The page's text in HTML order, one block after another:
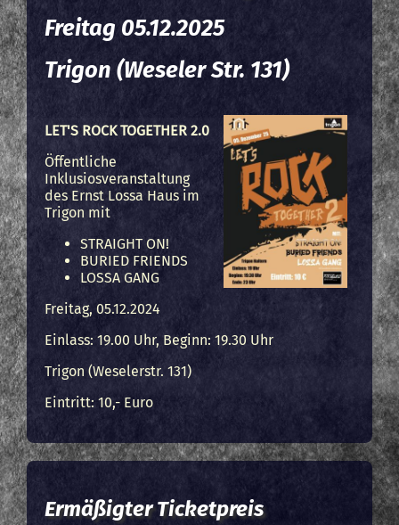
Freitag 05.12.2025
Trigon (Weseler Str. 131)
LET'S ROCK TOGETHER 2.0
Öffentliche
Inklusiosveranstaltung
des Ernst Lossa Haus im
Trigon mit
STRAIGHT ON!
BURIED FRIENDS
LOSSA GANG
Freitag, 05.12.2024
Einlass: 19.00 Uhr, Beginn: 19.30 Uhr
Trigon (Weselerstr. 131)
Eintritt: 10,- Euro
Ermäßigter Ticketpreis